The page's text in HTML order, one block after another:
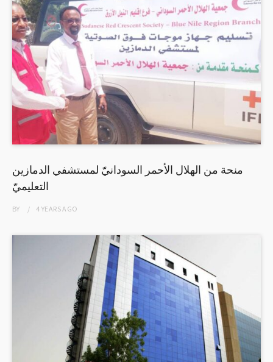
منحة من الهلال الأحمر السودانيّ لمستشفي الدمازين
التعليميّ
BY 4 YEARSAGO